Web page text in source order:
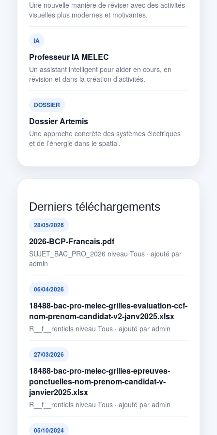
Une nouvelle manière de réviser avec des activités
visuelles plus modernes et motivantes.
IA
Professeur IA MELEC
Un assistant intelligent pour aider en cours, en
révision et dans la création d’activités.
DOSSIER
Dossier Artemis
Une approche concrète des systèmes électriques
et de l’énergie dans le spatial.
Derniers téléchargements
28/05/2026
2026-BCP-Francais.pdf
SUJET_BAC_PRO_2026 niveau Tous · ajouté par
admin
06/04/2026
18488-bac-pro-melec-grilles-evaluation-ccf-
nom-prenom-candidat-v2-janv2025.xlsx
R__f__rentiels niveau Tous · ajouté par admin
27/03/2026
18488-bac-pro-melec-grilles-epreuves-
ponctuelles-nom-prenom-candidat-v-
janvier2025.xlsx
R__f__rentiels niveau Tous · ajouté par admin
05/10/2024